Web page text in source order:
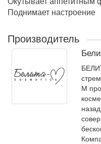
Поднимает настроение
Производитель
М